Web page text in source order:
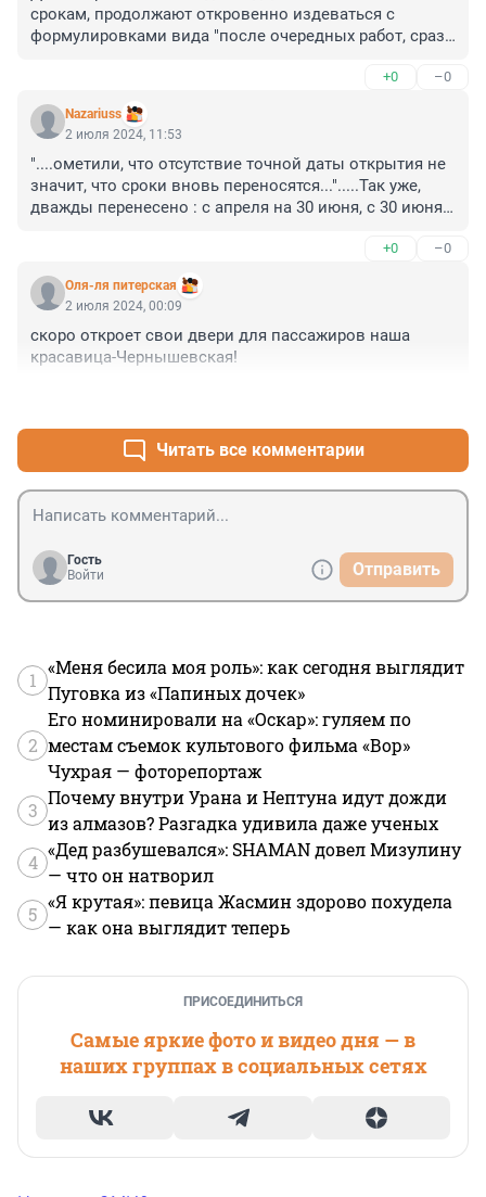
срокам, продолжают откровенно издеваться с
формулировками вида "после очередных работ, сразу
Москвой. Половина ресторанов и магазинов у
Чернышевской разорились.
+0 –0
Nazariuss
2 июля 2024, 11:53
"....ометили, что отсутствие точной даты открытия не
значит, что сроки вновь переносятся...".....Так уже,
дважды перенесено : с апреля на 30 июня, с 30 июня
лексикологией не дружат или это просто стёб ?) А
может это звёздная чиновничья болезнь ?) Типа, цыц,
комстрой на проводе, вопросов быть не должно )
....Но если это реально , официальный, сколько же в
нем апломба и пафоса...
+0 –0
Оля-ля питерская
2 июля 2024, 00:09
скоро откроет свои двери для пассажиров наша
красавица-Чернышевская!
Читать все комментарии
Гость
Войти
Отправить
1
«Меня бесила моя роль»: как сегодня выглядит
Пуговка из «Папиных дочек»
2
Его номинировали на «Оскар»: гуляем по
местам съемок культового фильма «Вор»
Чухрая — фоторепортаж
3
Почему внутри Урана и Нептуна идут дожди
из алмазов? Разгадка удивила даже ученых
4
«Дед разбушевался»: SHAMAN довел Мизулину
— что он натворил
5
«Я крутая»: певица Жасмин здорово похудела
— как она выглядит теперь
ПРИСОЕДИНИТЬСЯ
Самые яркие фото и видео дня — в
наших группах в социальных сетях